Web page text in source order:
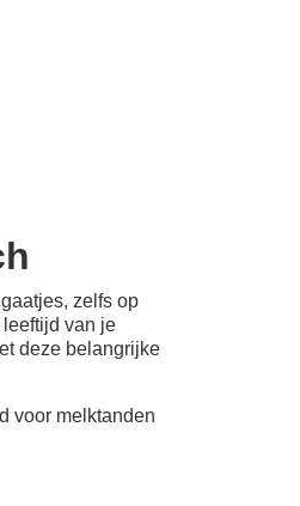
zelfs op
leeftijd van je
deze belangrijke
voor melktanden